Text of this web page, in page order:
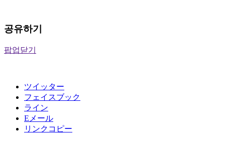
공유하기
팝업닫기
ツイッター
フェイスブック
ライン
Eメール
リンクコピー